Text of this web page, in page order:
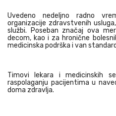
Uvedeno nedeljno radno
organizacije zdravstvenih
službi. Poseban značaj ova
decom, kao i za hronične
medicinska podrška i van
Timovi lekara i medicinskih
raspolaganju pacijentima u
doma zdravlja.